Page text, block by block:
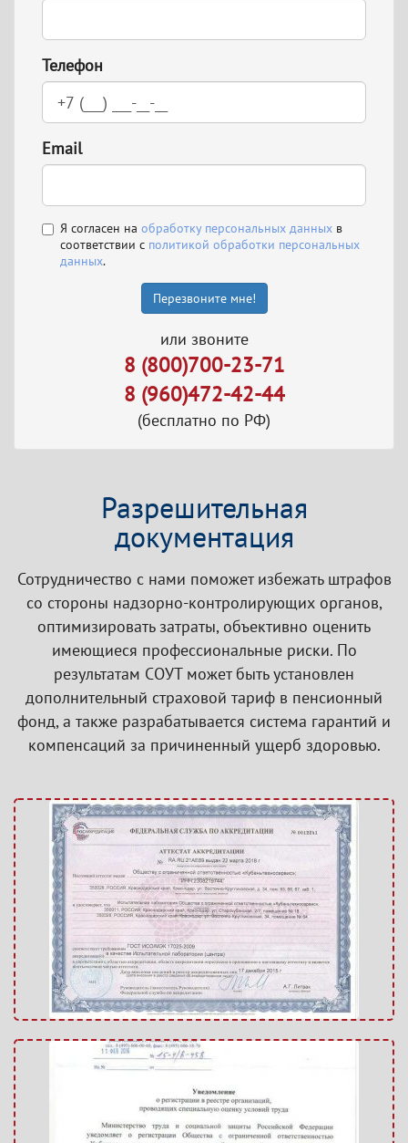
Телефон
Email
Я согласен на обработку персональных данных в
соответствии с политикой обработки персональных
данных.
Перезвоните мне!
или звоните
8 (800)700-23-71
8 (960)472-42-44
(бесплатно по РФ)
Разрешительная
документация
Сотрудничество с нами поможет избежать штрафов
со стороны надзорно-контролирующих органов,
оптимизировать затраты, объективно оценить
имеющиеся профессиональные риски. По
результатам СОУТ может быть установлен
дополнительный страховой тариф в пенсионный
фонд, а также разрабатывается система гарантий и
компенсаций за причиненный ущерб здоровью.